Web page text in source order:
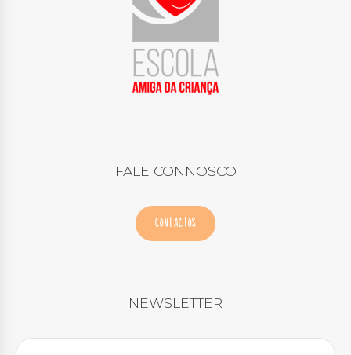
FALE CONNOSCO
CONTACTOS
NEWSLETTER